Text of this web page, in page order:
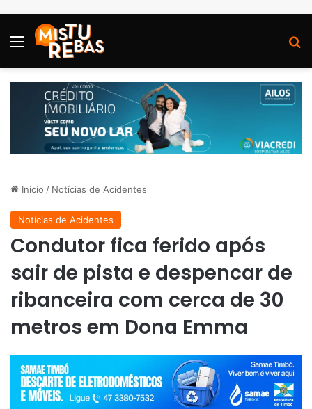
Menu
Início / Notícias de Acidentes
Notícias de Acidentes
Condutor fica ferido após
sair de pista e despencar de
ribanceira com cerca de 30
metros em Dona Emma